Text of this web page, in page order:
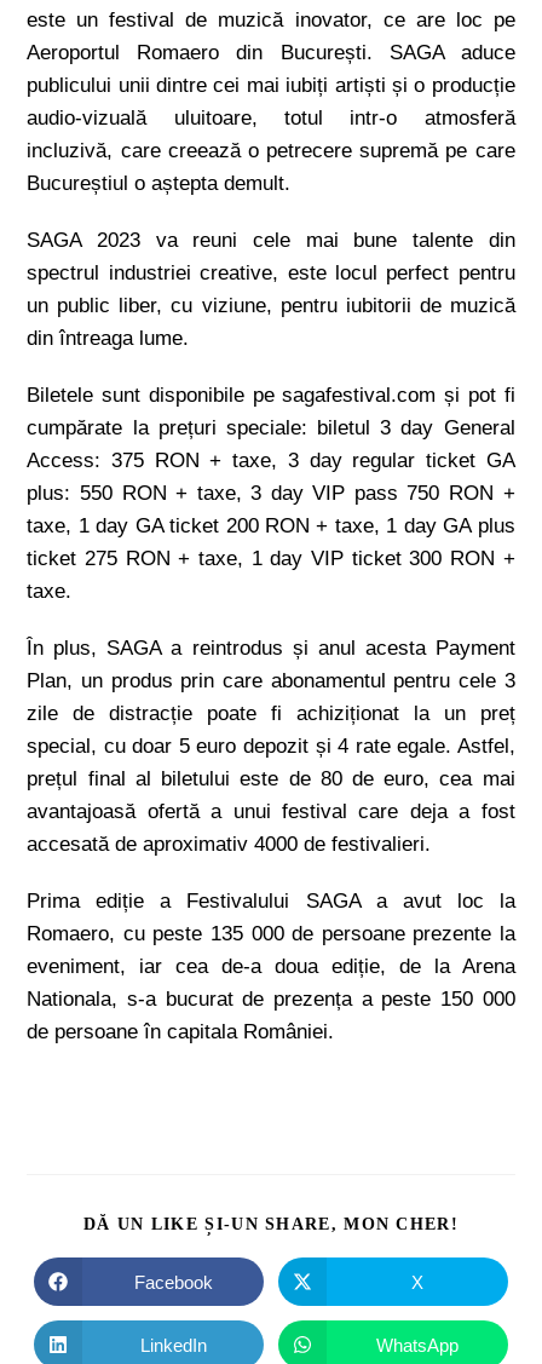
este un festival de muzică inovator, ce are loc pe
Aeroportul Romaero din București. SAGA aduce
publicului unii dintre cei mai iubiți artiști și o producție
audio-vizuală uluitoare, totul intr-o atmosferă
incluzivă, care creează o petrecere supremă pe care
Bucureștiul o aștepta demult.
SAGA 2023 va reuni cele mai bune talente din
spectrul industriei creative, este locul perfect pentru
un public liber, cu viziune, pentru iubitorii de muzică
din întreaga lume.
Biletele sunt disponibile pe sagafestival.com și pot fi
cumpărate la prețuri speciale: biletul 3 day General
Access: 375 RON + taxe, 3 day regular ticket GA
plus: 550 RON + taxe, 3 day VIP pass 750 RON +
taxe, 1 day GA ticket 200 RON + taxe, 1 day GA plus
ticket 275 RON + taxe, 1 day VIP ticket 300 RON +
taxe.
În plus, SAGA a reintrodus și anul acesta Payment
Plan, un produs prin care abonamentul pentru cele 3
zile de distracție poate fi achiziționat la un preț
special, cu doar 5 euro depozit și 4 rate egale. Astfel,
prețul final al biletului este de 80 de euro, cea mai
avantajoasă ofertă a unui festival care deja a fost
accesată de aproximativ 4000 de festivalieri.
Prima ediție a Festivalului SAGA a avut loc la
Romaero, cu peste 135 000 de persoane prezente la
eveniment, iar cea de-a doua ediție, de la Arena
Nationala, s-a bucurat de prezența a peste 150 000
de persoane în capitala României.
DĂ UN LIKE ȘI-UN SHARE, MON CHER!
Facebook X
LinkedIn WhatsApp